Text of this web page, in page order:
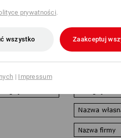
i odzieży
za
głębi.
wszystkich
i kształty.
prywatności.
wszystko Zaakceptuj
| Impressum